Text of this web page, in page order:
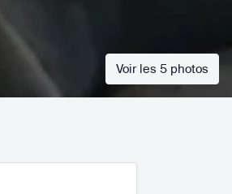
Voir les 5 photos